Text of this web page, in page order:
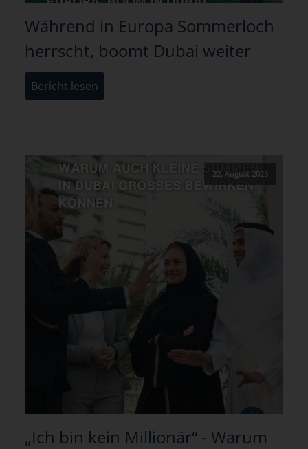
Während in Europa Sommerloch
herrscht, boomt Dubai weiter
Bericht lesen
22. August 2025
„Ich bin kein Millionär“ - Warum